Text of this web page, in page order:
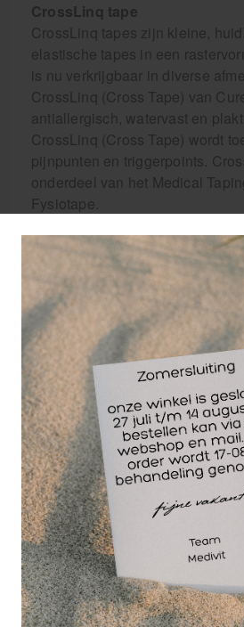
CrossLinq tape
CrossLinq tapes zijn kleine,
elastische tapes in een
is nu verkrijgbaar in diverse
CrossLinq (Cross Tape) van
antiallergisch, watervast en
CrossLinq (Cross Tape) wordt
pijnpunten en triggerpoints.
onderdeel van het Medical
Fysiotape.
Werking van CrossLinq
CrossLinq tapes zijn
worden geleverd op
coating. Wanneer de tapes van
worden verwijderd, behouden
elektrostatische lading. Ons
raken door ziekte of andere
positieve en negatieve ladingen
Door CrossLinq op de juiste
helpt het via de huid en
opnieuw in balans te brengen,
vermindering van klachten en pijn.
Toepassing van CrossLinq
Om CrossLinq (ook bekend als
meest effectieve manier aan te
aanbevolen om een plastic
te gebruiken. Dit voorkomt dat